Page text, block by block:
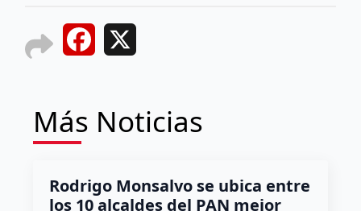
Facebook
Más Noticias
Rodrigo Monsalvo se ubica entre
los 10 alcaldes del PAN mejor